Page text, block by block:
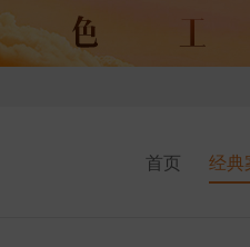
首页 经典